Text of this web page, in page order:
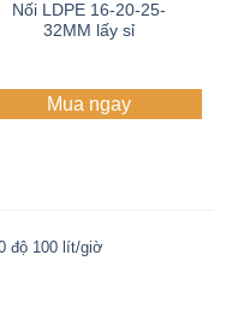
Nối LDPE 16-20-25-
32MM lấy sỉ
Mua ngay
độ 100 lít/giờ